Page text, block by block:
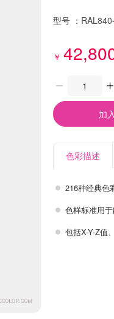
型号 ：
￥
加
色彩描述
216种经典色
色样标准用
包括X-Y-Z值